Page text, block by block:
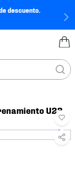
descuento.
U23